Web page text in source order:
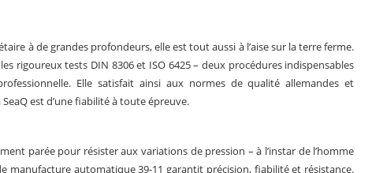
à de grandes profondeurs, elle est tout aussi à l’aise sur la terre ferme.
rigoureux tests DIN 8306 et ISO 6425 – deux procédures indispensables
Elle satisfait ainsi aux normes de qualité allemandes et
est d’une fiabilité à toute épreuve.
parée pour résister aux variations de pression – à l’instar de l’homme
manufacture automatique 39-11 garantit précision, fiabilité et résistance.